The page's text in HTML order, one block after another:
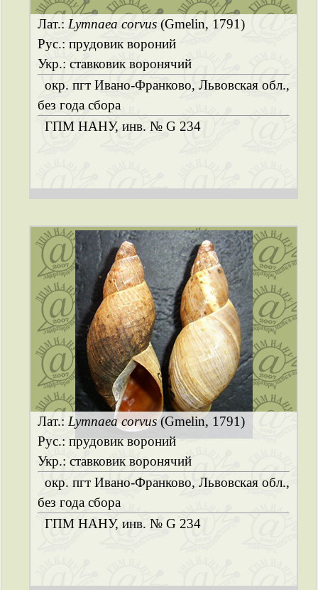
Лат.: Lymnaea corvus(Gmelin, 1791)
Рус.: прудовик вороний
Укр.: ставковик воронячий
окр. пгт Ивано-Франково, Львовская обл.,
без года сбора
ГПМ НАНУ, инв. № G 234
Лат.: Lymnaea corvus(Gmelin, 1791)
Рус.: прудовик вороний
Укр.: ставковик воронячий
окр. пгт Ивано-Франково, Львовская обл.,
без года сбора
ГПМ НАНУ, инв. № G 234